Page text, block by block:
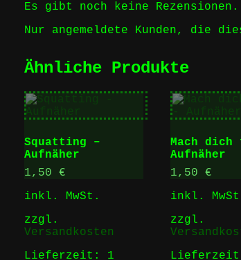
Es gibt noch keine Rezensionen.
Nur angemeldete Kunden, die
Ähnliche Produkte
Squatting –
Aufnäher
1,50 €
inkl. MwSt.
zzgl.
Versandkosten
Lieferzeit: 1
Mach
Aufnäher
1,50€
inkl.
zzgl.